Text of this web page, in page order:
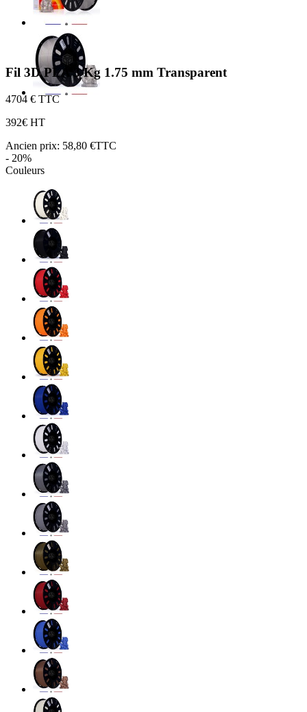
Fil 3D PLA 3 Kg 1.75 mm Transparent
4704 € TTC
392€ HT
Ancien prix: 58,80 €TTC
- 20%
Couleurs